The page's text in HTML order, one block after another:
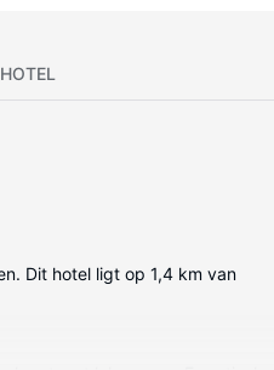
Dit hotel ligt op 1,4 km van